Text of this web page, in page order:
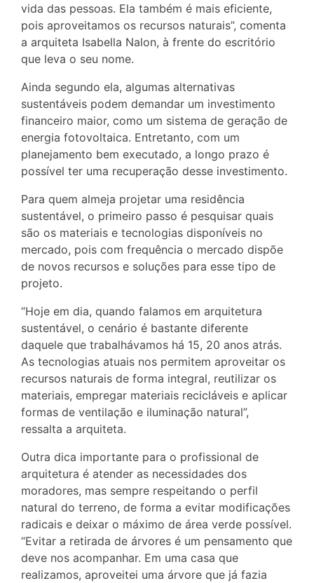
vida das pessoas. Ela também é mais eficiente,
pois aproveitamos os recursos naturais”, comenta
a arquiteta Isabella Nalon, à frente do escritório
que leva o seu nome.
Ainda segundo ela, algumas alternativas
sustentáveis podem demandar um investimento
financeiro maior, como um sistema de geração de
energia fotovoltaica. Entretanto, com um
planejamento bem executado, a longo prazo é
possível ter uma recuperação desse investimento.
Para quem almeja projetar uma residência
sustentável, o primeiro passo é pesquisar quais
são os materiais e tecnologias disponíveis no
mercado, pois com frequência o mercado dispõe
de novos recursos e soluções para esse tipo de
projeto.
“Hoje em dia, quando falamos em arquitetura
sustentável, o cenário é bastante diferente
daquele que trabalhávamos há 15, 20 anos atrás.
As tecnologias atuais nos permitem aproveitar os
recursos naturais de forma integral, reutilizar os
materiais, empregar materiais recicláveis e aplicar
formas de ventilação e iluminação natural”,
ressalta a arquiteta.
Outra dica importante para o profissional de
arquitetura é atender as necessidades dos
moradores, mas sempre respeitando o perfil
natural do terreno, de forma a evitar modificações
radicais e deixar o máximo de área verde possível.
“Evitar a retirada de árvores é um pensamento que
deve nos acompanhar. Em uma casa que
realizamos, aproveitei uma árvore que já fazia